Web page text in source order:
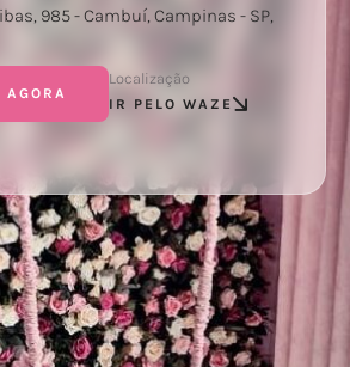
985 - Cambuí, Campinas - SP,
AGORA
Localização
IR PELO WAZE